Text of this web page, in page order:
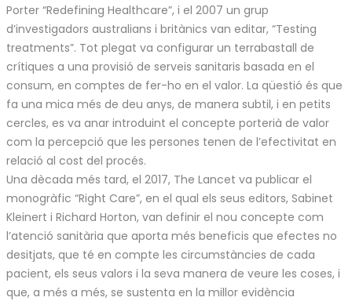
Porter “Redefining Healthcare”, i el 2007 un grup
d’investigadors australians i britànics van editar, “Testing
treatments”. Tot plegat va configurar un terrabastall de
crítiques a una provisió de serveis sanitaris basada en el
consum, en comptes de fer-ho en el valor. La qüestió és que
fa una mica més de deu anys, de manera subtil, i en petits
cercles, es va anar introduint el concepte porterià de valor
com la percepció que les persones tenen de l’efectivitat en
relació al cost del procés.
Una dècada més tard, el 2017, The Lancet va publicar el
monogràfic “Right Care”, en el qual els seus editors, Sabinet
Kleinert i Richard Horton, van definir el nou concepte com
l’atenció sanitària que aporta més beneficis que efectes no
desitjats, que té en compte les circumstàncies de cada
pacient, els seus valors i la seva manera de veure les coses, i
que, a més a més, se sustenta en la millor evidència